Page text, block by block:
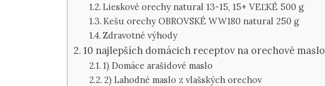
Lieskové orechy natural 13-15, 15+ VEĽKÉ 500 g
Kešu orechy OBROVSKÉ WW180 natural 250 g
Zdravotné výhody
10 najlepších domácich receptov na orechové maslo
1) Domáce arašidové maslo
2) Lahodné maslo z vlašských orechov